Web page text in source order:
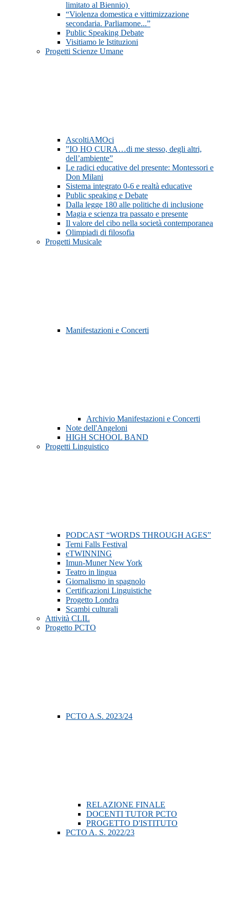
limitato al Biennio)
“Violenza domestica e vittimizzazione
secondaria. Parliamone...”
Public Speaking Debate
Visitiamo le Istituzioni
Progetti Scienze Umane
AscoltiAMOci
”IO HO CURA…di me stesso, degli altri,
dell’ambiente”
Le radici educative del presente: Montessori e
Don Milani
Sistema integrato 0-6 e realtà educative
Public speaking e Debate
Dalla legge 180 alle politiche di inclusione
Magia e scienza tra passato e presente
Il valore del cibo nella società contemporanea
Olimpiadi di filosofia
Progetti Musicale
Manifestazioni e Concerti
Archivio Manifestazioni e Concerti
Note dell'Angeloni
HIGH SCHOOL BAND
Progetti Linguistico
PODCAST “WORDS THROUGH AGES”
Terni Falls Festival
eTWINNING
Imun-Muner New York
Teatro in lingua
Giornalismo in spagnolo
Certificazioni Linguistiche
Progetto Londra
Scambi culturali
Attività CLIL
Progetto PCTO
PCTO A.S. 2023/24
RELAZIONE FINALE
DOCENTI TUTOR PCTO
PROGETTO D'ISTITUTO
PCTO A. S. 2022/23